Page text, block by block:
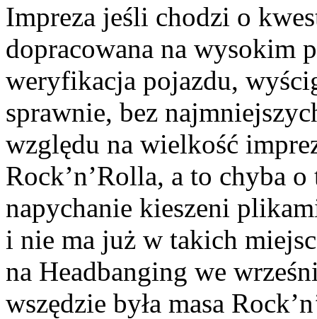
Impreza jeśli chodzi o
dopracowana na wysokim
weryfikacja pojazdu,
sprawnie, bez
względu na wielkość
Rock’n’Rolla, a to chyba
napychanie kieszeni
i nie ma już w takich
na Headbanging we
wszędzie była masa